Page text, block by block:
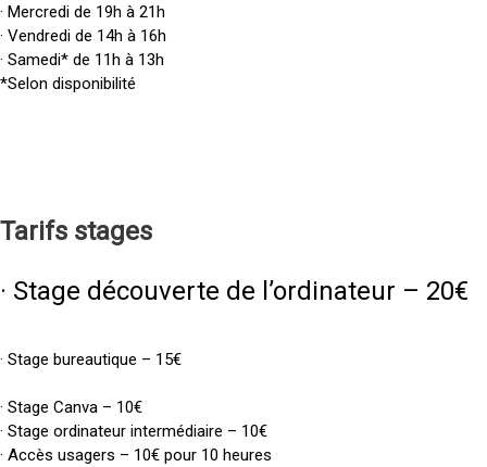
· Mercredi de 19h à 21h
· Vendredi de 14h à 16h
· Samedi* de 11h à 13h
*Selon disponibilité
Tarifs stages
· Stage découverte de l’ordinateur – 20€
· Stage bureautique – 15€
· Stage Canva – 10€
· Stage ordinateur intermédiaire – 10€
· Accès usagers – 10€ pour 10 heures